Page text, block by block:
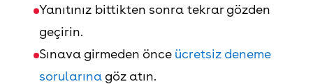
Yanıtınız bittikten sonra tekrar gözden
geçirin.
Sınava girmeden önce ücretsiz deneme
sorularına göz atın.